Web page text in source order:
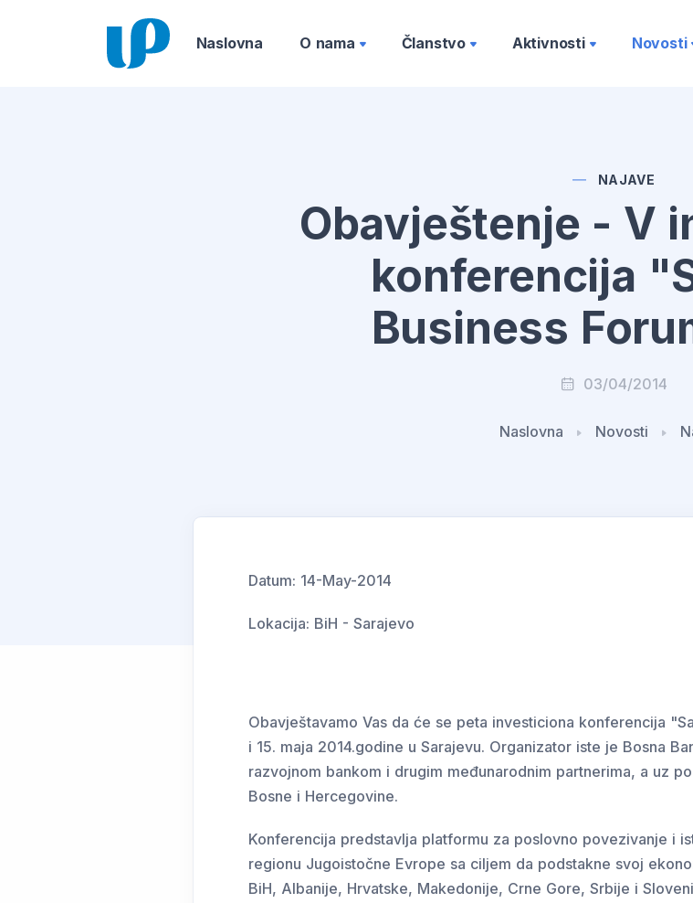
Naslovna O nama Članstvo Aktivnosti Novosti
NAJAVE
Obavještenje - V
konferencija
Business
03/04/2014
Naslovna Novosti
Datum: 14-May-2014
Lokacija: BiH - Sarajevo
Obavještavamo Vas da će se peta investiciona konferencija
i 15. maja 2014.godine u Sarajevu. Organizator iste je Bosna
razvojnom bankom i drugim međunarodnim partnerima, a uz
Bosne i Hercegovine.
Konferencija predstavlja platformu za poslovno povezivanje i
regionu Jugoistočne Evrope sa ciljem da podstakne svoj
BiH, Albanije, Hrvatske, Makedonije, Crne Gore, Srbije i